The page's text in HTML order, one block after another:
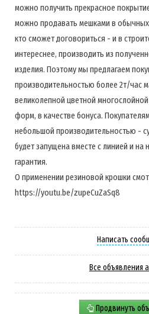
можно получить прекрасное
можно продавать мешками в обычных
кто сможет договориться - и в
интереснее, производить из
изделия. Поэтому мы предлагаем
производительностью более 2т/час
великолепной цветной
форм, в качестве бонуса.
небольшой производительностью -
будет запущена вместе с линией и на
гарантия.
О применении резиновой крошки
https://youtu.be/zupeCuZaSq8
Написать
Все объявления
Продвинуть